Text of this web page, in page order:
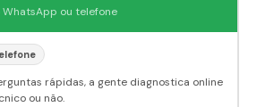
ou telefone
rápidas, a gente diagnostica online
ou não.